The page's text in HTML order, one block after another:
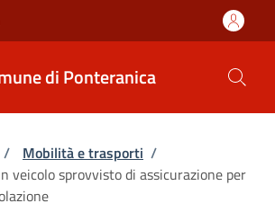
di Ponteranica
pane
/ Mobilità e trasporti /
veicolo sprovvisto di assicurazione per